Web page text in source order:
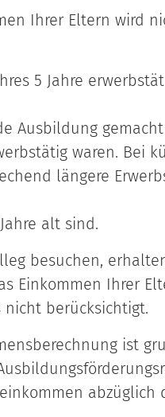
Ihrer Eltern wird
5 Jahre
Ausbildung
waren. Bei
längere
alt sind.
besuchen,
Einkommen Ihrer
nicht berücksichtigt.
ist
abzüglich